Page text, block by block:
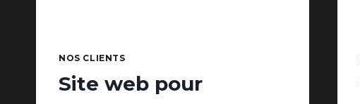
NOS CLIENTS
Site web pour